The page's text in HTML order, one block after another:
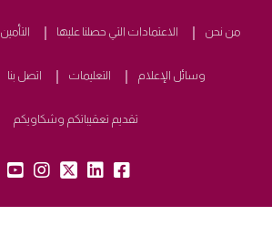
من نحن الاعتمادات التي حصلنا عليها التأمين
وسائل الإعلام التعليمات اتصل بنا
تقديم تعقيباتكم وشكاويكم
fb:
lk:
tw:
insta:
yt: